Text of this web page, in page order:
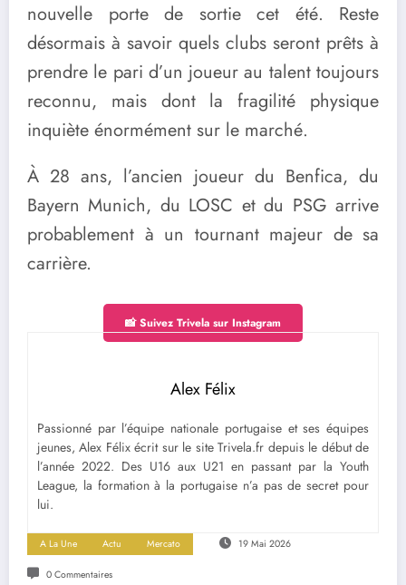
nouvelle porte de sortie cet été. Reste
désormais à savoir quels clubs seront prêts à
prendre le pari d’un joueur au talent toujours
reconnu, mais dont la fragilité physique
inquiète énormément sur le marché.
À 28 ans, l’ancien joueur du Benfica, du
Bayern Munich, du LOSC et du PSG arrive
probablement à un tournant majeur de sa
carrière.
📸 Suivez Trivela sur Instagram
Alex Félix
Passionné par l’équipe nationale portugaise et ses équipes
jeunes, Alex Félix écrit sur le site Trivela.fr depuis le début de
l’année 2022. Des U16 aux U21 en passant par la Youth
League, la formation à la portugaise n’a pas de secret pour
lui.
A La Une Actu Mercato 19 Mai 2026
0 Commentaires